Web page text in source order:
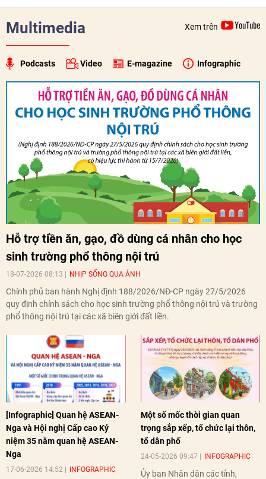
xã hội, tăng cường hiểu biết, tin cậy và gắn bó giữa nhân
dân hai nước.
Multimedia Xem trên
Podcasts Video E-magazine Infographic
Hỗ trợ tiền ăn, gạo, đồ dùng cá nhân cho học
sinh trường phổ thông nội trú
18-07-2026 08:13 NHỊP SỐNG QUA ẢNH
Chính phủ ban hành Nghị định 188/2026/NĐ-CP ngày 27/5/2026
quy định chính sách cho học sinh trường phổ thông nội trú và trường
phổ thông nội trú tại các xã biên giới đất liền.
[Infographic] Quan hệ ASEAN-
Nga và Hội nghị Cấp cao Kỷ
niệm 35 năm quan hệ ASEAN-
Nga
17-06-2026 14:52 INFOGRAPHIC
Một số mốc thời gian quan
trọng sắp xếp, tổ chức lại thôn,
tổ dân phố
24-05-2026 09:47 INFOGRAPHIC
Ủy ban Nhân dân các tỉnh,